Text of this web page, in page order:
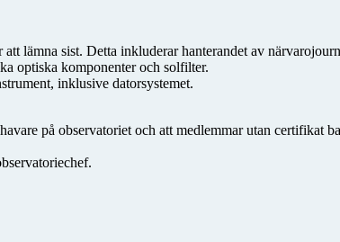
lämna sist. Detta inkluderar hanterandet av
optiska komponenter och solfilter.
inklusive datorsystemet.
på observatoriet och att medlemmar utan certifikat